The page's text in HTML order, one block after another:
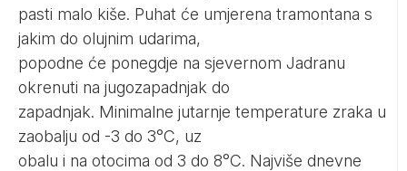
pasti malo kiše. Puhat će umjerena tramontana s
jakim do olujnim udarima,
popodne će ponegdje na sjevernom Jadranu
okrenuti na jugozapadnjak do
zapadnjak. Minimalne jutarnje temperature zraka u
zaobalju od -3 do 3°C, uz
obalu i na otocima od 3 do 8°C. Najviše dnevne